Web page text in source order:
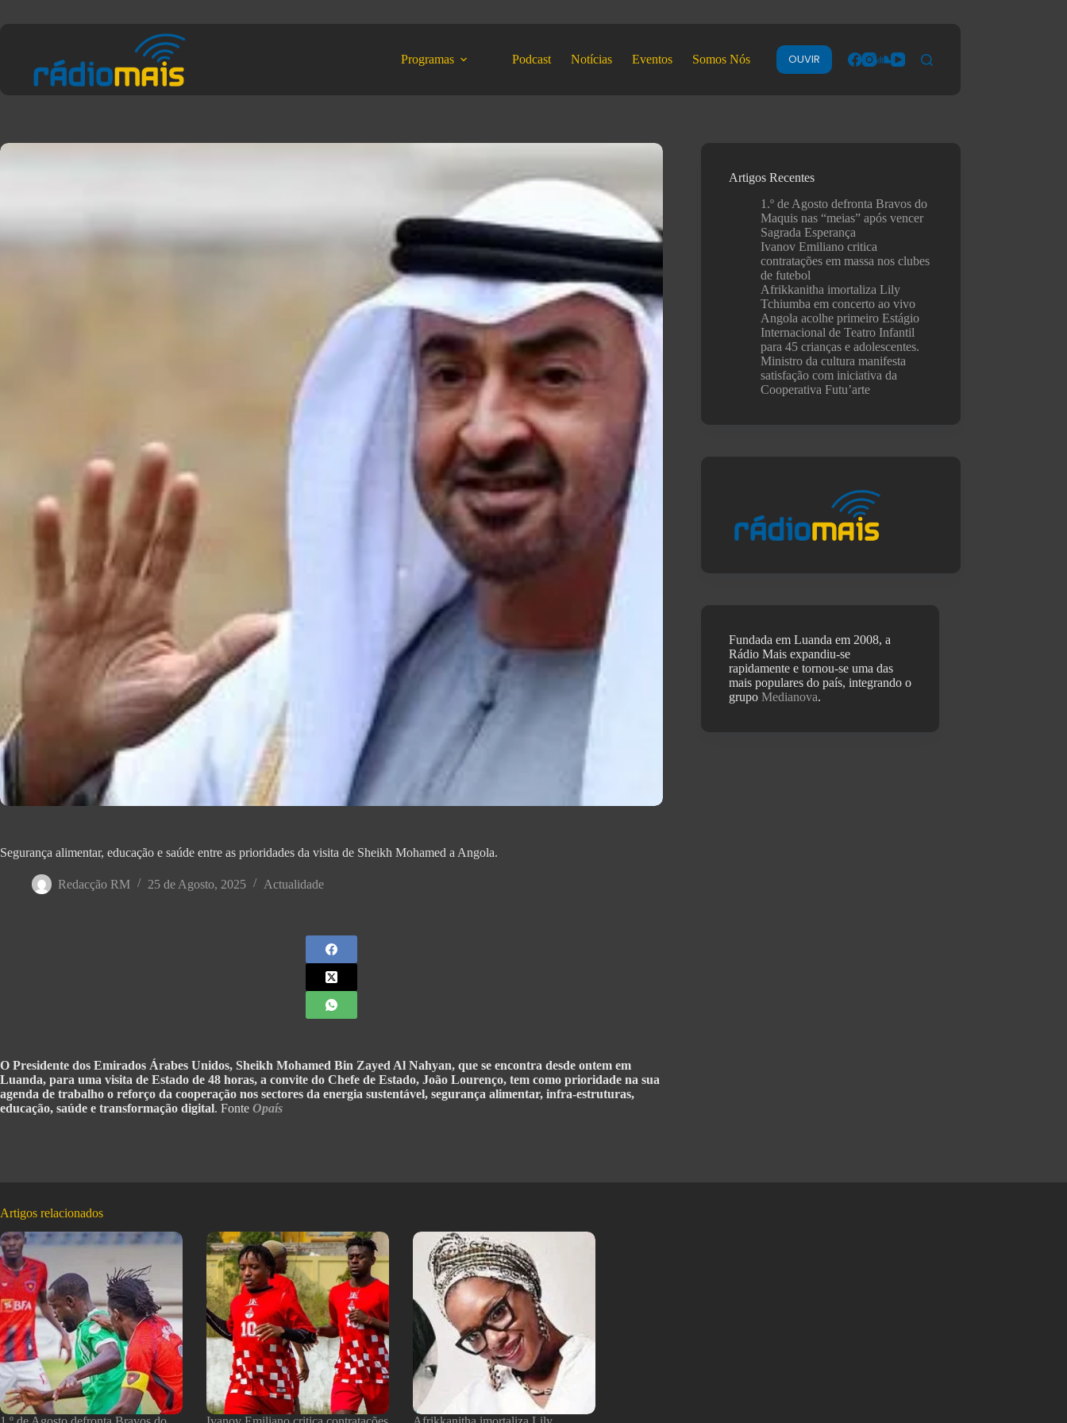
Programas Podcast Notícias Eventos Somos Nós OUVIR
Segurança alimentar, educação e saúde entre as prioridades da visita de Sheikh Mohamed a Angola.
Redacção RM 25 de Agosto, 2025 Actualidade
O Presidente dos Emirados Árabes Unidos, Sheikh Mohamed Bin Zayed Al Nahyan, que se encontra desde ontem em
Luanda, para uma visita de Estado de 48 horas, a convite do Chefe de Estado, João Lourenço, tem como prioridade na sua
agenda de trabalho o reforço da cooperação nos sectores da energia sustentável, segurança alimentar, infra-estruturas,
educação, saúde e transformação digital. Fonte Opaís
Artigos Recentes
1.º de Agosto defronta Bravos do
Maquis nas “meias” após vencer
Sagrada Esperança
Ivanov Emiliano critica
contratações em massa nos clubes
de futebol
Afrikkanitha imortaliza Lily
Tchiumba em concerto ao vivo
Angola acolhe primeiro Estágio
Internacional de Teatro Infantil
para 45 crianças e adolescentes.
Ministro da cultura manifesta
satisfação com iniciativa da
Cooperativa Futu’arte
Fundada em Luanda em 2008, a
Rádio Mais expandiu-se
rapidamente e tornou-se uma das
mais populares do país, integrando o
grupoMedianova.
Artigos relacionados